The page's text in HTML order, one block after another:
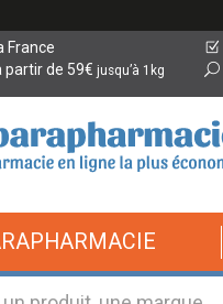
France
partir de 59€ jusqu’à 1kg